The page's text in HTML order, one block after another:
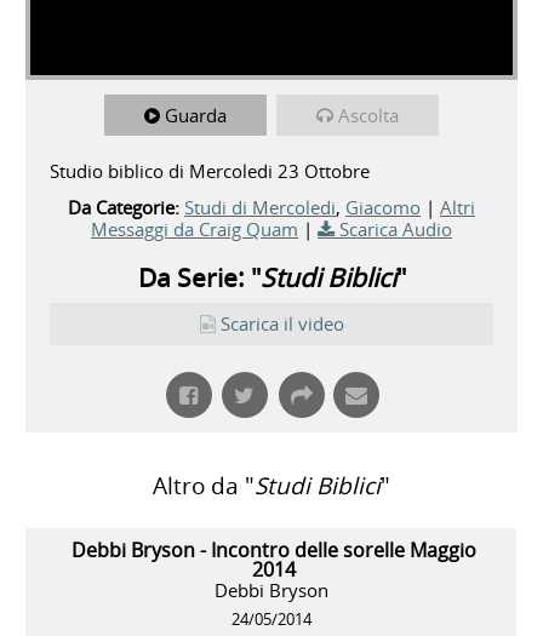
Guarda Ascolta
Studio biblico di Mercoledi 23 Ottobre
Da Categorie: Studi di Mercoledi, Giacomo | Altri
Messaggi da Craig Quam | Scarica Audio
Da Serie: "Studi Biblici"
Scarica il video
Altro da "Studi Biblici"
Debbi Bryson - Incontro delle sorelle Maggio
2014
Debbi Bryson
24/05/2014